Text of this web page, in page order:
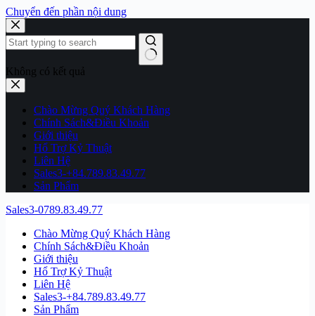
Chuyển đến phần nội dung
Không có kết quả
Chào Mừng Quý Khách Hàng
Chính Sách&Điều Khoản
Giới thiệu
Hổ Trợ Kỷ Thuật
Liên Hệ
Sales3-+84.789.83.49.77
Sản Phẩm
Sales3-0789.83.49.77
Chào Mừng Quý Khách Hàng
Chính Sách&Điều Khoản
Giới thiệu
Hổ Trợ Kỷ Thuật
Liên Hệ
Sales3-+84.789.83.49.77
Sản Phẩm